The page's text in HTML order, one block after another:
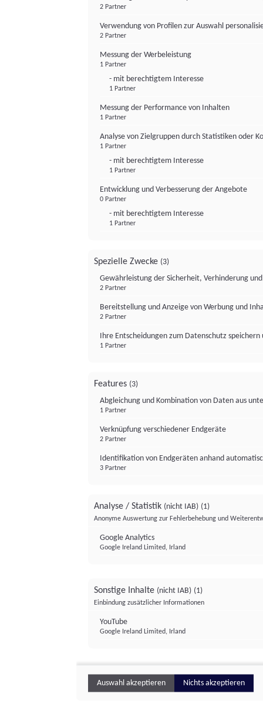
2 Partner
Verwendung von Profilen zur Auswahl
2 Partner
Messung der Werbeleistung
1 Partner
- mit berechtigtem Interesse
1 Partner
Messung der Performance von Inhalten
1 Partner
Analyse von Zielgruppen durch Statistiken oder
1 Partner
- mit berechtigtem Interesse
1 Partner
Entwicklung und Verbesserung der Angebote
0 Partner
- mit berechtigtem Interesse
1 Partner
Spezielle Zwecke (3)
Gewährleistung der Sicherheit, Verhinderung
2 Partner
Bereitstellung und Anzeige von Werbung und
2 Partner
Ihre Entscheidungen zum Datenschutz
1 Partner
Features (3)
Abgleichung und Kombination von Daten aus
1 Partner
Verknüpfung verschiedener Endgeräte
2 Partner
Identifikation von Endgeräten anhand
3 Partner
Analyse / Statistik (nicht IAB) (1)
Anonyme Auswertung zur Fehlerbehebung und
Google Analytics
Google Ireland Limited, Irland
Sonstige Inhalte (nicht IAB) (1)
Einbindung zusätzlicher Informationen
YouTube
Google Ireland Limited, Irland
Auswahl akzeptieren Nichts akzeptieren